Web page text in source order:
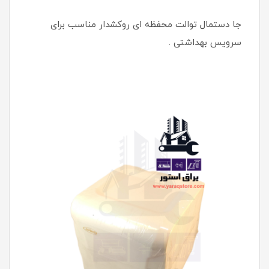
جا دستمال توالت محفظه ای روکشدار مناسب برای
سرویس بهداشتی .